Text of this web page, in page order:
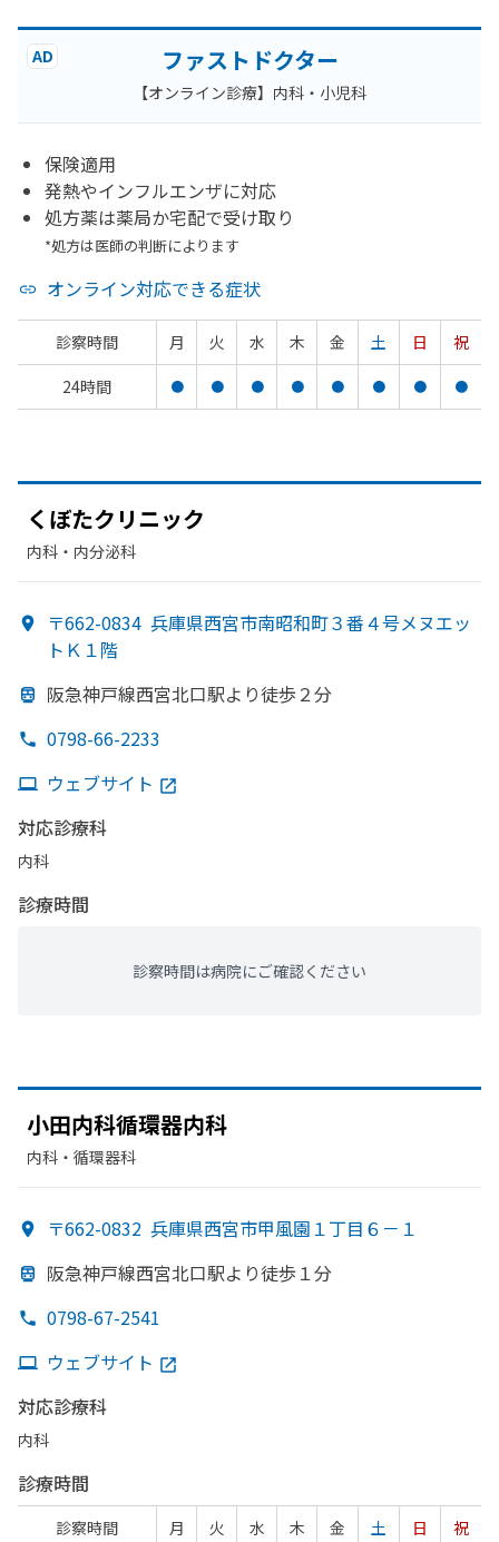
AD ファストドクター
【オンライン診療】内科・小児科
保険適用
発熱やインフルエンザに対応
処方薬は薬局か宅配で受け取り
*処方は医師の判断によります
オンライン対応できる症状
診察時間 月 火 水 木 金 土 日
祝
24時間
● ● ● ● ● ● ● ●
く ぼたクリニック
内科・​内分泌科
〒662-0834 兵庫県西宮市南昭和町３番４号メヌエッ
トＫ１階
阪急神戸線西宮北口駅より徒歩２分
0798-66-2233
ウェブサイト
対応診療科
内科
診療時間
診察時間は病院にご確認ください
小田内科循環器内科
内科・​循環器科
〒662-0832 兵庫県西宮市甲風園１丁目６－１
阪急神戸線西宮北口駅より徒歩１分
0798-67-2541
ウェブサイト
対応診療科
内科
診療時間
診察時間 月 火 水 木 金 土 日
祝